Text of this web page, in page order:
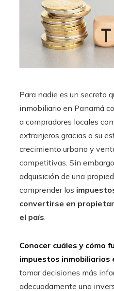
Para nadie es un secreto
inmobiliario en Panamá
a compradores locales
extranjeros gracias a su
crecimiento urbano y
competitivas. Sin
adquisición de una
comprender los
convertirse en
el país.
Conocer cuáles y cómo
impuestos inmobiliarios
tomar decisiones más
adecuadamente una